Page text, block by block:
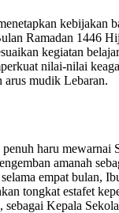
kebijakan
Ramadan 1446
kegiatan
nilai-nilai
arus mudik Lebaran.
haru mewarnai
amanah
empat bulan,
tongkat estafet
sebagai Kepala